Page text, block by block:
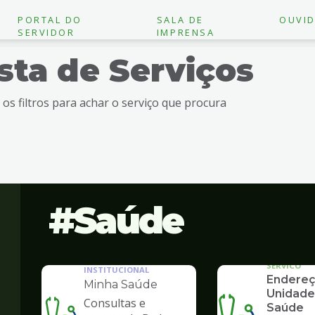
PORTAL DO
SERVIDOR
SALA DE
IMPRENSA
de Serviços
os filtros para achar o serviço que procura
Saúde
INSTITUCIONAL
Minha Saúde
Consultas e
SERVICO
Saúde